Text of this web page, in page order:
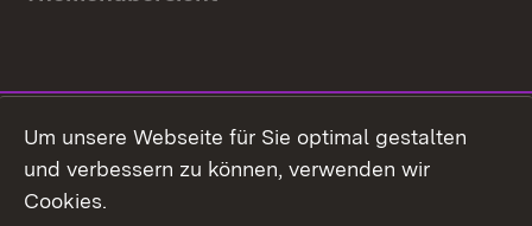
Facebook
Um unsere Webseite für Sie optimal gestalten
und verbessern zu können, verwenden wir
Cookies.